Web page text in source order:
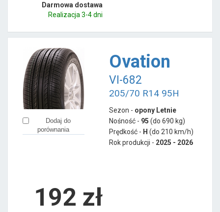
Darmowa dostawa
Realizacja 3-4 dni
Dodaj do
porównania
Ovation
VI-682
205/70 R14 95H
Sezon - opony Letnie
Nośność - 95 (do 690 kg)
Prędkość - H (do 210 km/h)
Rok produkcji - 2025 - 2026
192 zł